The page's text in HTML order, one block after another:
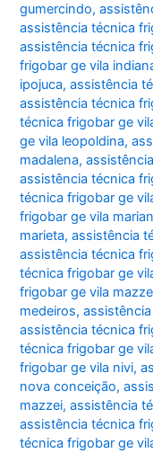
gumercindo,
assistência técnica
assistência técnica
frigobar ge vila
ipojuca,assistência
assistência técnica
técnica frigobar ge
ge vila leopoldina,
madalena,
assistência técnica
técnica frigobar ge
frigobar ge vila
marieta,assistência
assistência técnica
técnica frigobar ge
frigobar ge vila
medeiros,
assistência técnica
técnica frigobar ge
frigobar ge vila nivi,
nova conceição,
mazzei,assistência
assistência técnica
técnica frigobar ge